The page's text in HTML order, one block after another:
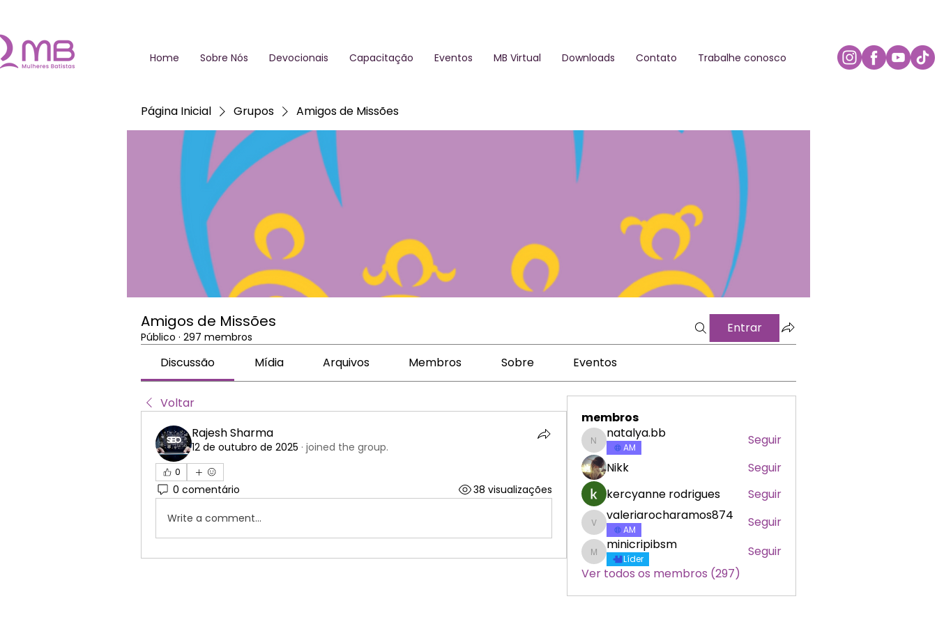
Home Sobre Nós Devocionais Capacitação Eventos MB Virtual Downloads Contato Trabalhe conosco
Página Inicial Grupos Amigos de Missões
Amigos de Missões
Público · 297 membros
Entrar
Discussão Mídia Arquivos Membros Sobre Eventos
Voltar
Rajesh Sharma
12 de outubro de 2025 · joined the group.
0
0 comentário 38 visualizações
Write a comment...
membros
natalya.bb
natalya.bb
AM
Seguir
Nikk
Seguir
kercyanne rodrigues
Seguir
valeriarocharamos874
valeriarocharamos874
AM Seguir
minicripibsm
minicripibsm
Líder
Seguir
Ver todos os membros (297)